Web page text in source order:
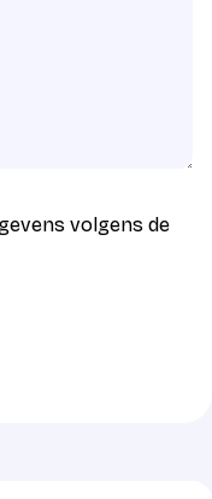
volgens de